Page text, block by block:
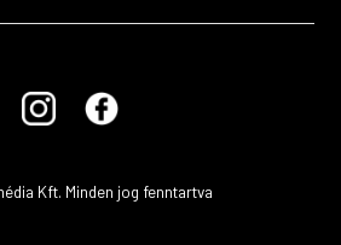
Kft. Minden jog fenntartva